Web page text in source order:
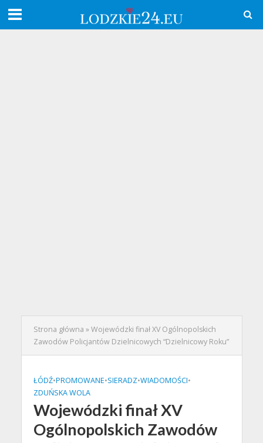
Strona główna »Wojewódzki finał XV Ogólnopolskich
Zawodów Policjantów Dzielnicowych “Dzielnicowy Roku”
ŁÓDŹ•PROMOWANE•SIERADZ•WIADOMOŚCI•
ZDUŃSKA WOLA
Wojewódzki finał XV
Ogólnopolskich Zawodów